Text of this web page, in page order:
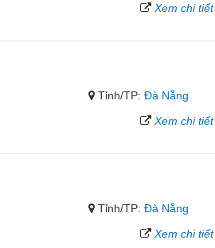
Xem chi tiết
Tỉnh/TP:Đà Nẵng
Xem chi tiết
Tỉnh/TP:Đà Nẵng
Xem chi tiết